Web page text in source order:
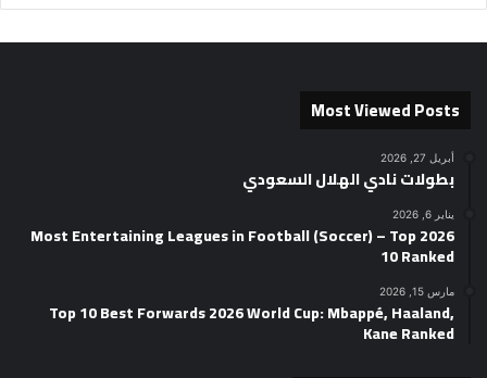
Most Viewed Posts
أبريل 27, 2026
بطولات نادي الهلال السعودي
يناير 6, 2026
2026 Most Entertaining Leagues in Football (Soccer) – Top
10 Ranked
مارس 15, 2026
Top 10 Best Forwards 2026 World Cup: Mbappé, Haaland,
Kane Ranked